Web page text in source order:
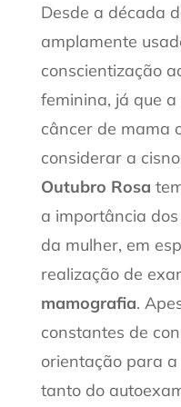
Desde a década
amplamente
conscientização
feminina, já que
câncer de mama
considerar a
Outubro Rosa
a importância
da mulher, em
realização de
mamografia.
constantes de
orientação para
tanto do